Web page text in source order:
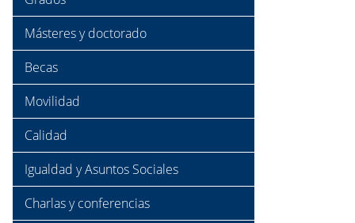
Másteres y doctorado
Becas
Movilidad
Calidad
Igualdad y Asuntos Sociales
Charlas y conferencias